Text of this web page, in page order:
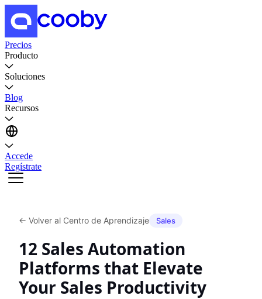
Precios
Producto
Soluciones
Blog
Recursos
Accede
Regístrate
← Volver al Centro de Aprendizaje Sales
12 Sales Automation
Platforms that Elevate
Your Sales Productivity